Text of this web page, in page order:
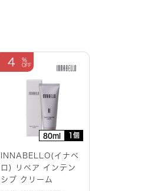
80ml 1個
4
INNABELLO(イナベ
ロ) リペア インテン
シブ クリーム